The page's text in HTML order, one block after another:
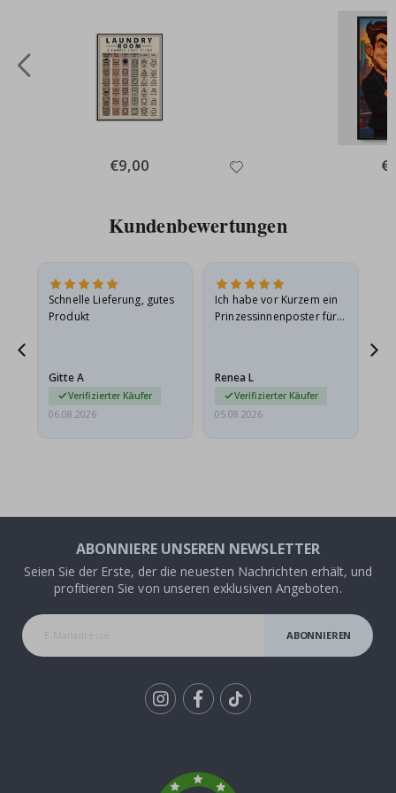
Special
Price
€9,00
Kundenbewertungen
Schnelle Lieferung, gutes
Produkt
Gitte A
Verifizierter Käufer
06.08.2026
Ich habe vor Kurzem ein
Prinzessinnenposter für
beschädigt…
Renea L
Verifizierter Käufer
05.08.2026
ABONNIERE UNSEREN NEWSLETTER
Seien Sie der Erste, der die neuesten Nachrichten erhält, und
profitieren Sie von unseren exklusiven Angeboten.
ABONNIEREN